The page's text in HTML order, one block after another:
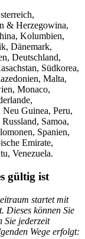
& Herzegowina,
Kolumbien,
Dänemark,
Deutschland,
Südkorea,
Malta,
Monaco,
Neu Guinea, Peru,
Samoa,
Spanien,
Emirate,
Venezuela.
gültig ist
startet mit
Dieses können Sie
Sie jederzeit
Wege erfolgt: